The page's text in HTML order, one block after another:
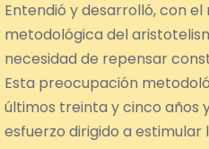
Entendió y desarrolló, con
metodológica del
necesidad de repensar
Esta preocupación
últimos treinta y cinco años
esfuerzo dirigido a estimular